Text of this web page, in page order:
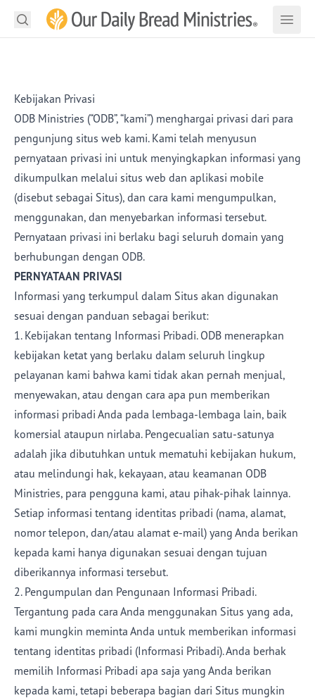
Apples
Buka Pencarian Buka
Renungan
Baca Alkitab
Buah Pelayanan
Proyek
Materi
Podcast
Tentang Kami
Toko
Berlangganan
Email Cetak Aplikasi Mobile
DONASI
Cari Cari
Kebijakan Privasi
ODB Ministries (“ODB”, “kami”) menghargai privasi dari para
pengunjung situs web kami. Kami telah menyusun
pernyataan privasi ini untuk menyingkapkan informasi yang
dikumpulkan melalui situs web dan aplikasi mobile
(disebut sebagai Situs), dan cara kami mengumpulkan,
menggunakan, dan menyebarkan informasi tersebut.
Pernyataan privasi ini berlaku bagi seluruh domain yang
berhubungan dengan ODB.
PERNYATAAN PRIVASI
Informasi yang terkumpul dalam Situs akan digunakan
sesuai dengan panduan sebagai berikut:
1. Kebijakan tentang Informasi Pribadi. ODB menerapkan
kebijakan ketat yang berlaku dalam seluruh lingkup
pelayanan kami bahwa kami tidak akan pernah menjual,
menyewakan, atau dengan cara apa pun memberikan
informasi pribadi Anda pada lembaga-lembaga lain, baik
komersial ataupun nirlaba. Pengecualian satu-satunya
adalah jika dibutuhkan untuk mematuhi kebijakan hukum,
atau melindungi hak, kekayaan, atau keamanan ODB
Ministries, para pengguna kami, atau pihak-pihak lainnya.
Setiap informasi tentang identitas pribadi (nama, alamat,
nomor telepon, dan/atau alamat e-mail) yang Anda berikan
kepada kami hanya digunakan sesuai dengan tujuan
diberikannya informasi tersebut.
2. Pengumpulan dan Pengunaan Informasi Pribadi.
Tergantung pada cara Anda menggunakan Situs yang ada,
kami mungkin meminta Anda untuk memberikan informasi
tentang identitas pribadi (Informasi Pribadi). Anda berhak
memilih Informasi Pribadi apa saja yang Anda berikan
kepada kami, tetapi beberapa bagian dari Situs mungkin